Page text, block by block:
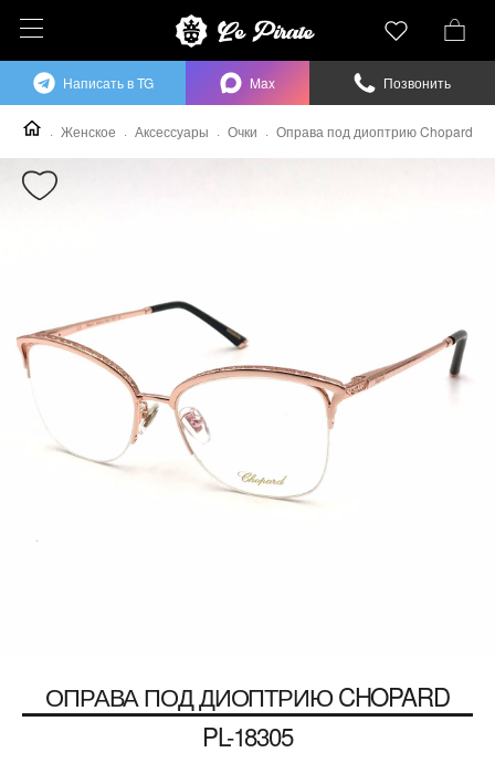
Женское Аксессуары Очки Оправа под диоптрию Chopard
ОПРАВА ПОД ДИОПТРИЮCHOPARD
PL-18305
Написать в TG Max Позвонить